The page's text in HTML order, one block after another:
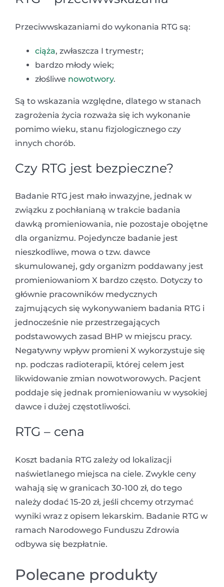
Przeciwwskazaniami do wykonania RTG są:
ciąża, zwłaszcza I trymestr;
bardzo młody wiek;
złośliwe nowotwory.
Są to wskazania względne, dlatego w stanach
zagrożenia życia rozważa się ich wykonanie
pomimo wieku, stanu fizjologicznego czy
innych chorób.
Czy RTG jest bezpieczne?
Badanie RTG jest mało inwazyjne, jednak w
związku z pochłanianą w trakcie badania
dawką promieniowania, nie pozostaje obojętne
dla organizmu. Pojedyncze badanie jest
nieszkodliwe, mowa o tzw. dawce
skumulowanej, gdy organizm poddawany jest
promieniowaniom X bardzo często. Dotyczy to
głównie pracowników medycznych
zajmujących się wykonywaniem badania RTG i
jednocześnie nie przestrzegających
podstawowych zasad BHP w miejscu pracy.
Negatywny wpływ promieni X wykorzystuje się
np. podczas radioterapii, której celem jest
likwidowanie zmian nowotworowych. Pacjent
poddaje się jednak promieniowaniu w wysokiej
dawce i dużej częstotliwości.
RTG – cena
Koszt badania RTG zależy od lokalizacji
naświetlanego miejsca na ciele. Zwykle ceny
wahają się w granicach 30-100 zł, do tego
należy dodać 15-20 zł, jeśli chcemy otrzymać
wyniki wraz z opisem lekarskim. Badanie RTG w
ramach Narodowego Funduszu Zdrowia
odbywa się bezpłatnie.
Polecane produkty